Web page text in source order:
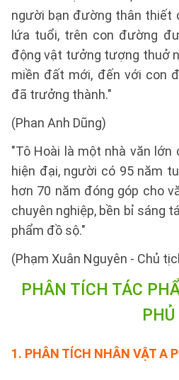
người bạn đường thân thiết
lứa tuổi, trên con đường
động vật tưởng tượng thuở
miền đất mới, đến với con
đã trưởng thành."
(Phan Anh Dũng)
"Tô Hoài là một nhà văn lớn
hiện đại, người có 95 năm
hơn 70 năm đóng góp cho
chuyên nghiệp, bền bỉ sáng
phẩm đồ sộ."
(Phạm Xuân Nguyên - Chủ
PHÂN TÍCH TÁC
PHỦ
1. PHÂN TÍCH NHÂN VẬT A